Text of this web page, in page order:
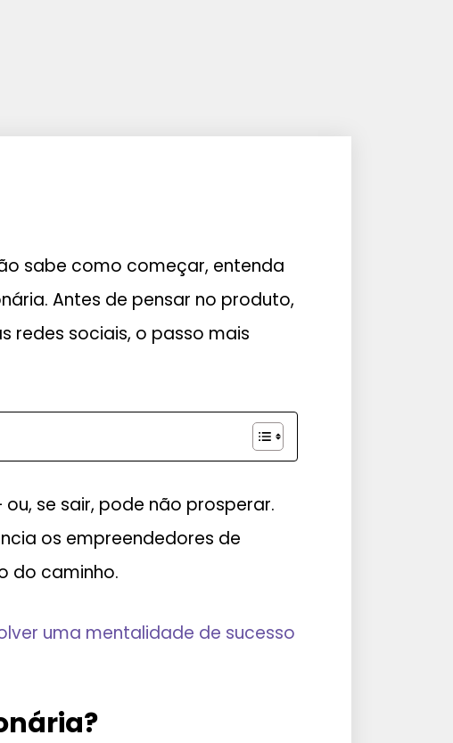
sabe como começar, entenda
Antes de pensar no produto,
redes sociais, o passo mais
se sair, pode não prosperar.
os empreendedores de
do caminho.
uma mentalidade de sucesso